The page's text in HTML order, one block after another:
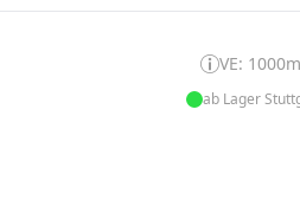
VE:
ab Lager